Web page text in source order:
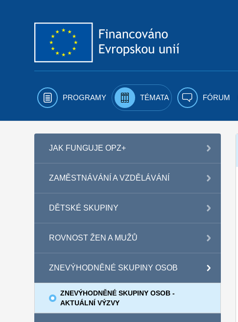
PROGRAMY TÉMATA FÓRUM
JAK FUNGUJE OPZ+
ZAMĚSTNÁVÁNÍ A VZDĚLÁVÁNÍ
DĚTSKÉ SKUPINY
ROVNOST ŽEN A MUŽŮ
ZNEVÝHODNĚNÉ SKUPINY OSOB
ZNEVÝHODNĚNÉ SKUPINY OSOB -
AKTUÁLNÍ VÝZVY